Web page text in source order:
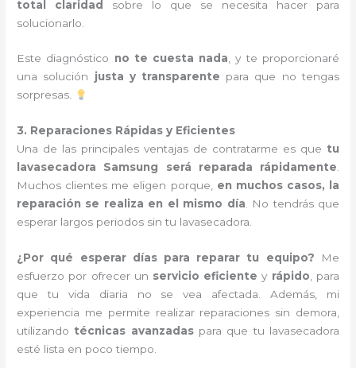
total claridad sobre lo que se necesita hacer para
solucionarlo.
Este diagnóstico no te cuesta nada, y te proporcionaré
una solución justa y transparente para que no tengas
sorpresas.
3. Reparaciones Rápidas y Eficientes
Una de las principales ventajas de contratarme es que tu
lavasecadora Samsung será reparada rápidamente.
Muchos clientes me eligen porque, en muchos casos, la
reparación se realiza en el mismo día. No tendrás que
esperar largos periodos sin tu lavasecadora.
¿Por qué esperar días para reparar tu equipo? Me
esfuerzo por ofrecer un servicio eficiente y rápido , para
que tu vida diaria no se vea afectada. Además, mi
experiencia me permite realizar reparaciones sin demora,
utilizando técnicas avanzadaspara que tu lavasecadora
esté lista en poco tiempo.